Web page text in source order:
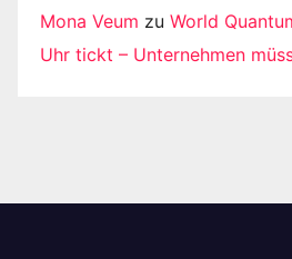
Mona Veum zu World
Uhr tickt – Unternehmen